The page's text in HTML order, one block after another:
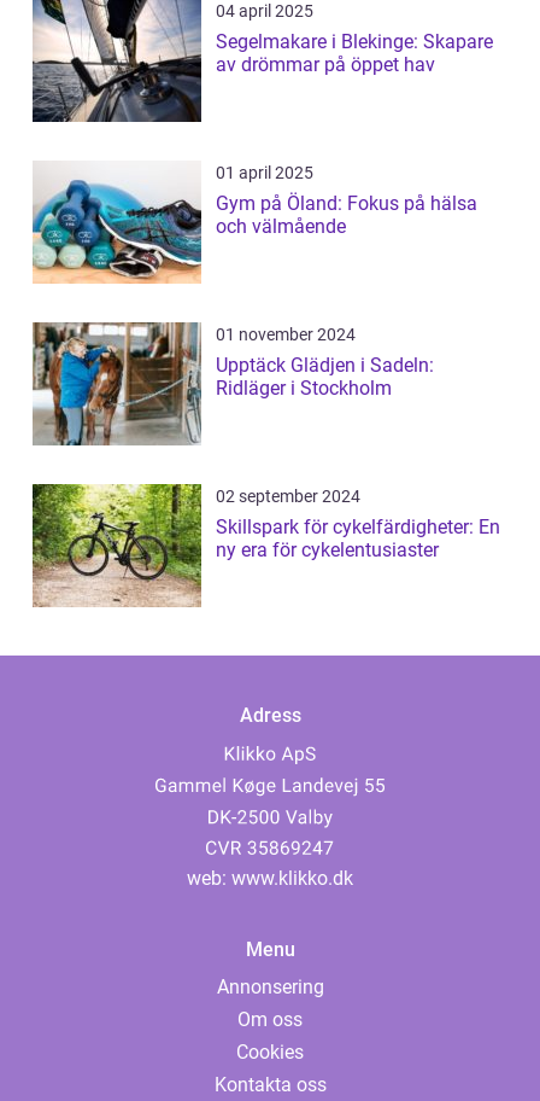
04 april 2025
Segelmakare i Blekinge: Skapare
av drömmar på öppet hav
01 april 2025
Gym på Öland: Fokus på hälsa
och välmående
01 november 2024
Upptäck Glädjen i Sadeln:
Ridläger i Stockholm
02 september 2024
Skillspark för cykelfärdigheter: En
ny era för cykelentusiaster
Adress
web: www.klikko.dk
Menu
Annonsering
Om oss
Cookies
Kontakta oss